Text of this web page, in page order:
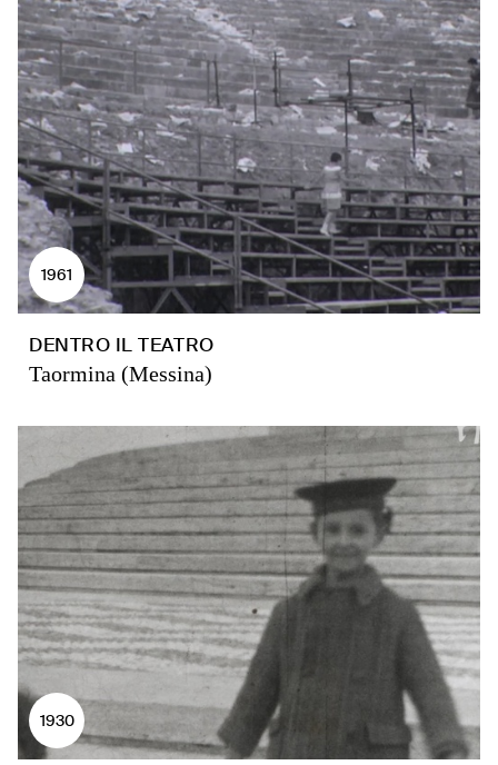
1961
DENTRO IL TEATRO
Taormina (Messina)
1930